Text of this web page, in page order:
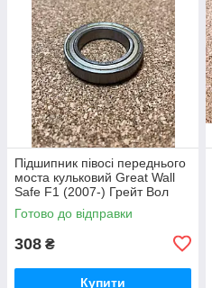
Підшипник півосі переднього
моста кульковий Great Wall
Safe F1 (2007-) Грейт Вол
Сейф Ф1
Готово до відправки
308 ₴
Купити